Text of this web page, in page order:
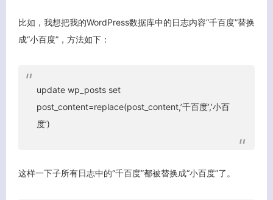
比如，我想把我的WordPress数据库中的日志内容“千百度”替换
成“小百度”，方法如下：
update wp_posts set
post_content=replace(post_content,’千百度’,’小百
度’)
这样一下子所有日志中的“千百度”都被替换成“小百度”了。